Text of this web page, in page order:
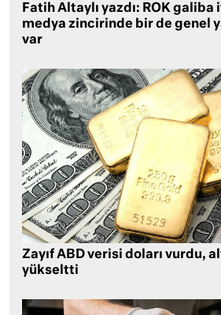
Fatih Altaylı yazdı: ROK
medya zincirinde bir de genel
var
Zayıf ABD verisi doları vurdu,
yükseltti